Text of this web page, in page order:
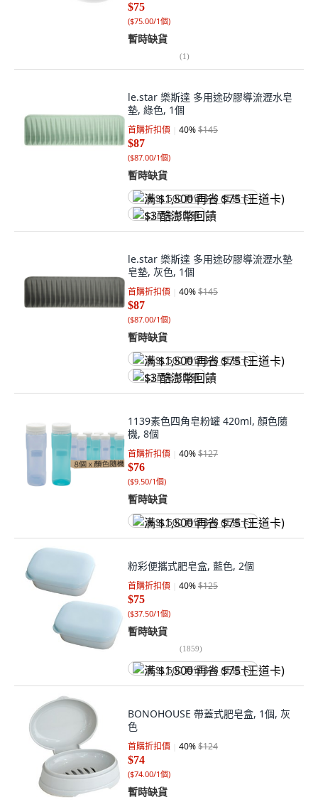
$75
($75.00/1個)
暫時缺貨
(1)
le.star 樂斯達 多用途矽膠導流瀝水皂
墊, 綠色, 1個
首購折扣價 40%$145
$87
($87.00/1個)
暫時缺貨
满 $1,500 再省 $75 (王道卡)
$3 酷澎幣回饋
le.star 樂斯達 多用途矽膠導流瀝水墊
皂墊, 灰色, 1個
首購折扣價 40%$145
$87
($87.00/1個)
暫時缺貨
满 $1,500 再省 $75 (王道卡)
$3 酷澎幣回饋
1139素色四角皂粉罐 420ml, 顏色隨
機, 8個
首購折扣價 40%$127
$76
($9.50/1個)
暫時缺貨
满 $1,500 再省 $75 (王道卡)
粉彩便攜式肥皂盒, 藍色, 2個
首購折扣價 40%$125
$75
($37.50/1個)
暫時缺貨
(1859)
满 $1,500 再省 $75 (王道卡)
BONOHOUSE 帶蓋式肥皂盒, 1個, 灰
色
首購折扣價 40%$124
$74
($74.00/1個)
暫時缺貨